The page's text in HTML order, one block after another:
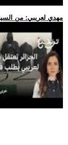
.. مهدي لعريبي: من